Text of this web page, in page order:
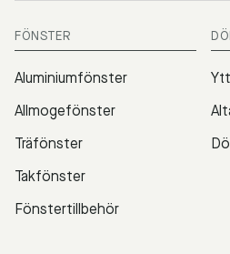
FÖNSTER
Aluminiumfönster
Allmogefönster
Träfönster
Takfönster
Fönstertillbehör